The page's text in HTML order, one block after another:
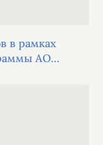
в рамках
АО
темір